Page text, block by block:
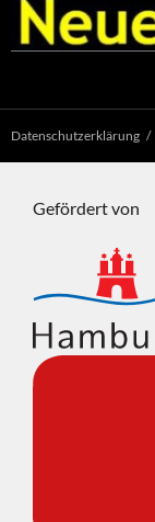
Datenschutzerklärung
Gefördert von